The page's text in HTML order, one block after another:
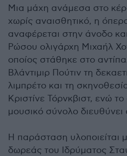
Μια μάχη ανάμεσα στο
χωρίς αναισθητικό, η
αναφέρεται στην άνοδο
Ρώσου ολιγάρχη Μιχαήλ
οποίος στάθηκε στο
Βλάντιμιρ Πούτιν τη
λιμπρέτο και τη
Κριστίνε Τόρνκβιστ, ενώ
μουσικό σύνολο διευθύνει
Η παράσταση υλοποιείται
δωρεάς του Ιδρύματος